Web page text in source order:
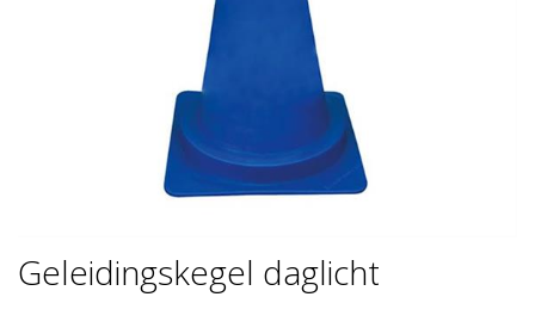
Geleidingskegel daglicht